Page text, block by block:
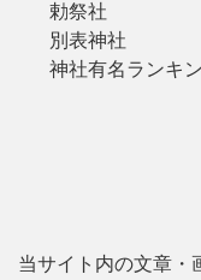
勅祭社
別表神社
神社有名ランキ
当サイト内の文章・